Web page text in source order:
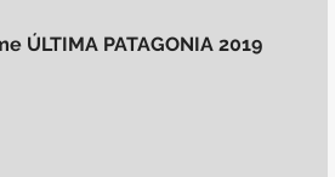
ÚLTIMA PATAGONIA 2019